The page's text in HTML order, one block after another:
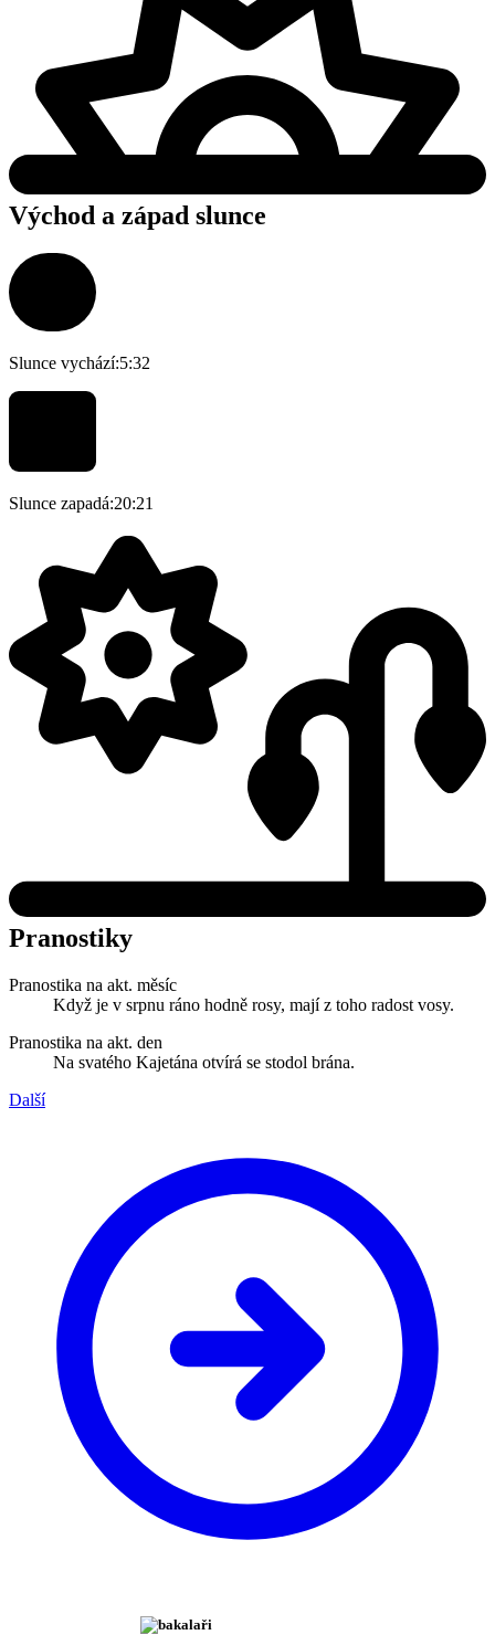
Východ a západ slunce
Slunce vychází:5:32
Slunce zapadá:20:21
Pranostiky
Pranostika na akt. měsíc
Když je v srpnu ráno hodně rosy, mají z toho radost vosy.
Pranostika na akt. den
Na svatého Kajetána otvírá se stodol brána.
Další